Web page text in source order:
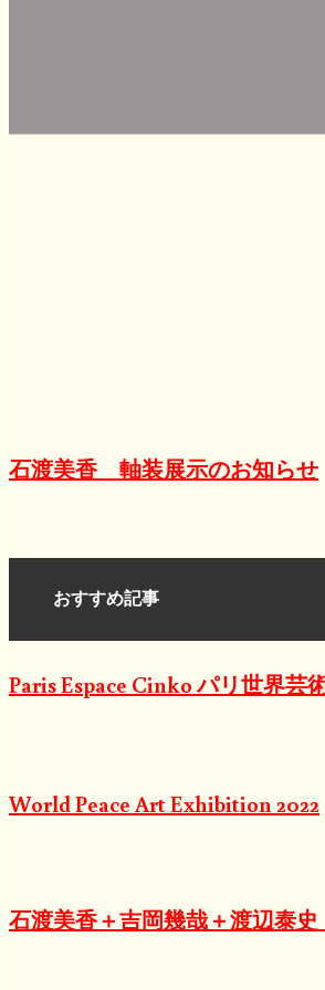
石渡美香 軸装展示のお知らせ
おすすめ記事
Paris Espace Cinko パリ世界芸
World Peace Art Exhibition 2022
石渡美香＋吉岡幾哉＋渡辺泰